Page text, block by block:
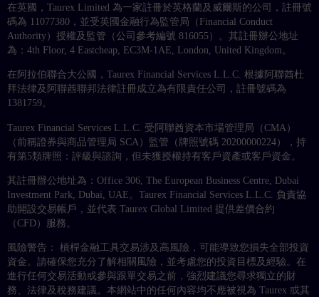
在英國，Taurex Limited 為一家註冊於英格蘭及威爾斯的公司，註冊號
碼為 11077380，並受英國金融行為監管局（Financial Conduct
Authority）授權及監管（公司參考編號 816055）。其註冊辦公地址
為：4th Floor, 4 Eastcheap, EC3M-1AE, London, United Kingdom。
在阿拉伯聯合大公國，Taurex Financial Services L.L.C. 根據阿聯酋杜
拜法律及阿聯酋聯邦法律註冊成立為有限責任公司，註冊號碼為
1381759。
Taurex Financial Services L.L.C. 受阿聯酋資本市場管理局（CMA）
（前稱證券與商品管理局 SCA）監管（牌照號碼 20200000224），持
有第5類牌照：評級與諮詢，但未獲授權持有客戶資產或客戶資金。
其註冊辦公地址為：Office 306, The European Business Centre, Dubai
Investment Park, Dubai, UAE。Taurex Financial Services L.L.C. 負責協
助開設交易帳戶，並代表 Taurex Global Limited 提供差價合約
（CFD）服務。
風險警告： 槓桿金融工具交易涉及高風險，可能導致您損失全部投資
資金。請確保您充分了解相關風險，並考慮您的投資目標及經驗。在
進行任何交易活動或參與跟單交易之前，強烈建議您尋求獨立的財
務、法律及稅務建議。本網站中的任何內容均不應被視為 Taurex 或其